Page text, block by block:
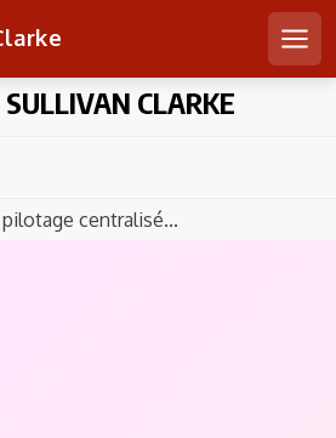
CLARKE
centralisé...